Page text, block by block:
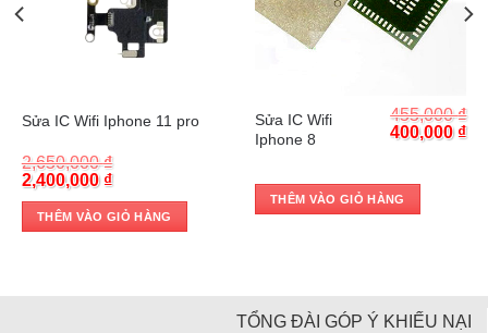
Sửa IC Wifi Iphone 11 pro
2,650,000₫
Original
price
was:
2,650,000 ₫.
2,400,000 ₫Current
is:
2,400,000 ₫.
THÊM VÀO GIỎ HÀNG
Sửa IC Wifi
Iphone 8
455,000₫
Original
455,000 ₫.
400,000 ₫
THÊM VÀO GIỎ HÀNG
Current
430,000 ₫.
TỔNG ĐÀI GÓP Ý KHIẾU NẠI